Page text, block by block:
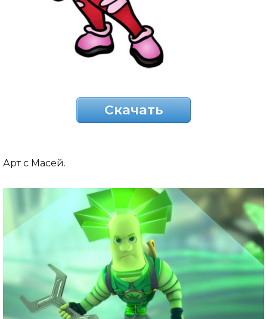
Скачать
Арт с Масей.